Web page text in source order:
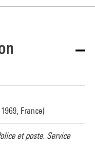
France)
et poste. Service